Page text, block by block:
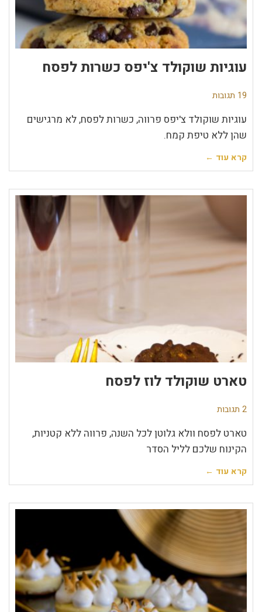
עוגיות שוקולד צ'יפס כשרות לפסח
19 תגובות
עוגיות שוקולד צ'יפס פרווה, כשרות לפסח, לא מרגישים
שהן ללא טיפת קמח.
קרא עוד ←
טארט שוקולד לוז לפסח
2 תגובות
טארט לפסח וולא גלוטן לכל השנה, פרווה ללא קטניות,
הקינוח שלכם לליל הסדר
קרא עוד ←